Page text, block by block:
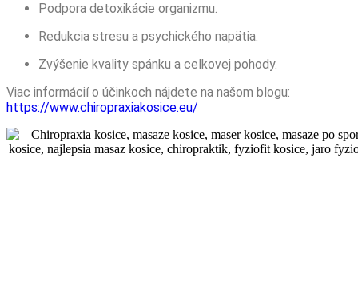
Podpora detoxikácie organizmu.
Redukcia stresu a psychického napätia.
Zvýšenie kvality spánku a celkovej pohody.
Viac informácií o účinkoch nájdete na našom blogu:
https://www.chiropraxiakosice.eu/